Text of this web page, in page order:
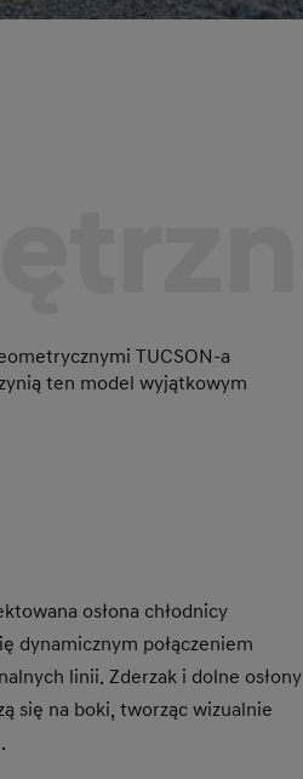
TUCSON-a
ten model wyjątkowym
osłona chłodnicy
dynamicznym połączeniem
linii. Zderzak i dolne osłony
się na boki, tworząc wizualnie